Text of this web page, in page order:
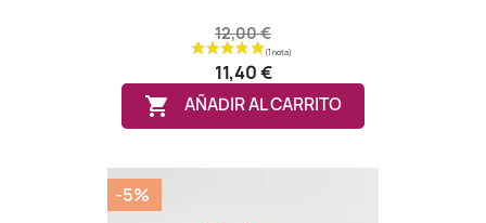
12,00 €
11,40 €
 AÑADIR AL CARRITO
-5%